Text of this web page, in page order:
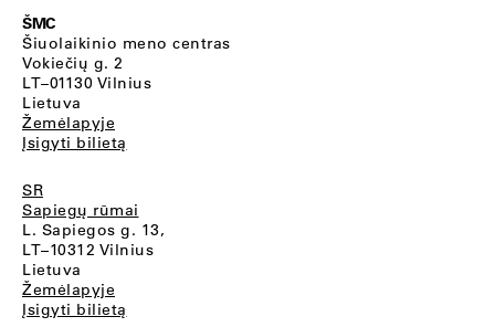
ŠMC
Šiuolaikinio meno centras
Vokiečių g. 2
LT–01130 Vilnius
Lietuva
Žemėlapyje
Įsigyti bilietą
SR
Sapiegų rūmai
L. Sapiegos g. 13,
LT–10312 Vilnius
Lietuva
Žemėlapyje
Įsigyti bilietą